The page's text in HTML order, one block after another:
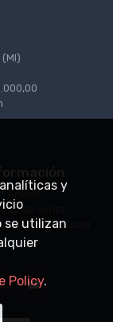
de venta
en distribuidor
y
se utilizan
Policy.